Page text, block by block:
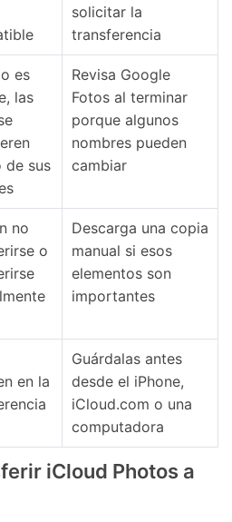
solicitar la
transferencia
es
las
de sus
Revisa Google
Fotos al terminar
porque algunos
nombres pueden
cambiar
no
o
Descarga una copia
manual si esos
elementos son
importantes
en la
Guárdalas antes
desde el iPhone,
iCloud.com o una
computadora
iCloud Photos a